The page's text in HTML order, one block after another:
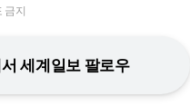
금지
세계일보 팔로우